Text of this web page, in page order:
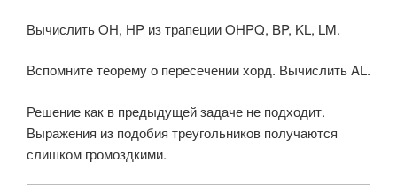
Вычислить OH, HP из трапеции OHPQ, BP, KL, LM.
Вспомните теорему о пересечении хорд. Вычислить AL.
Решение как в предыдущей задаче не подходит.
Выражения из подобия треугольников получаются
слишком громоздкими.